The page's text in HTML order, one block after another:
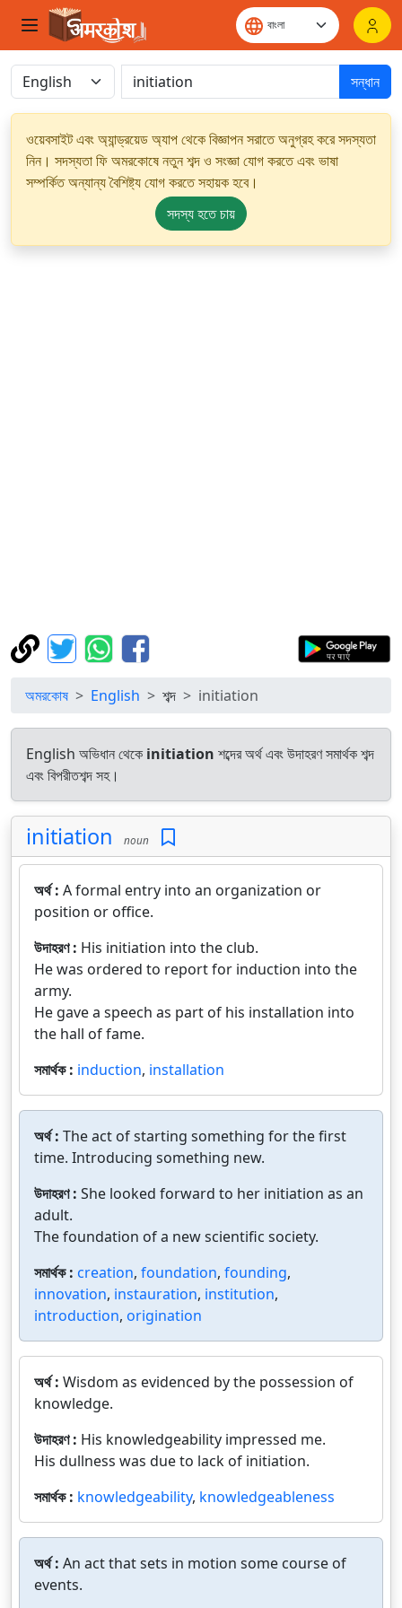
সন্ধান
ওয়েবসাইট এবং অ্যান্ড্রয়েড অ্যাপ থেকে বিজ্ঞাপন সরাতে অনুগ্রহ করে সদস্যতা
নিন। সদস্যতা ফি অমরকোষে নতুন শব্দ ও সংজ্ঞা যোগ করতে এবং ভাষা
সম্পর্কিত অন্যান্য বৈশিষ্ট্য যোগ করতে সহায়ক হবে।
সদস্য হতে চায়
অমরকোষ English শব্দ initiation
English অভিধান থেকে initiation শব্দের অর্থ এবং উদাহরণ সমার্থক শব্দ
এবং বিপরীতশব্দ সহ।
initiation noun
অর্থ : A formal entry into an organization or
position or office.
উদাহরণ : His initiation into the club.
He was ordered to report for induction into the
army.
He gave a speech as part of his installation into
the hall of fame.
সমার্থক : induction, installation
অর্থ : The act of starting something for the first
time. Introducing something new.
উদাহরণ : She looked forward to her initiation as an
adult.
The foundation of a new scientific society.
সমার্থক : creation, foundation, founding,
innovation, instauration, institution,
introduction, origination
অর্থ : Wisdom as evidenced by the possession of
knowledge.
উদাহরণ : His knowledgeability impressed me.
His dullness was due to lack of initiation.
সমার্থক : knowledgeability, knowledgeableness
অর্থ : An act that sets in motion some course of
events.